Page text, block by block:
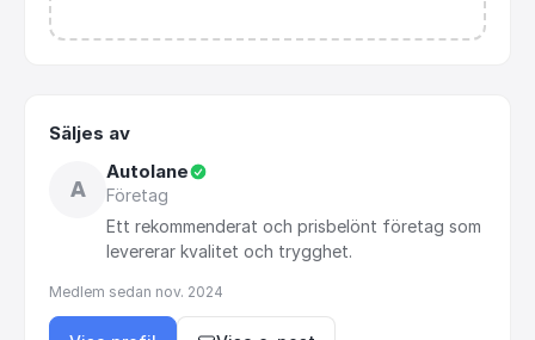
Säljes av
A
Autolane
Företag
Ett rekommenderat och prisbelönt företag som
levererar kvalitet och trygghet.
Medlem sedan nov. 2024